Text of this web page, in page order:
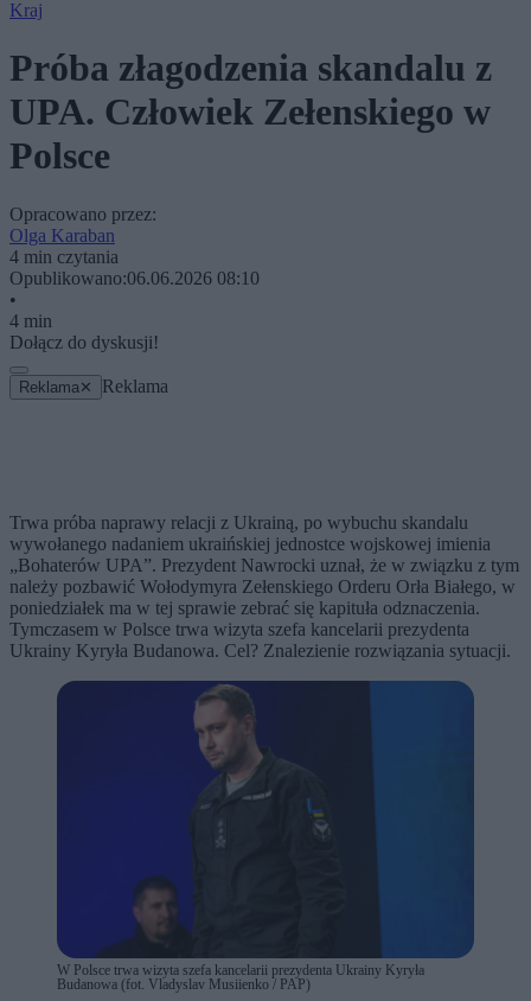
Kraj
Próba złagodzenia skandalu z
UPA. Człowiek Zełenskiego w
Polsce
Opracowano przez:
Olga Karaban
4 min czytania
Opublikowano:06.06.2026 08:10
•
4 min
Dołącz do dyskusji!
Reklama ✕ Reklama
Trwa próba naprawy relacji z Ukrainą, po wybuchu skandalu
wywołanego nadaniem ukraińskiej jednostce wojskowej imienia
„Bohaterów UPA”. Prezydent Nawrocki uznał, że w związku z tym
należy pozbawić Wołodymyra Zełenskiego Orderu Orła Białego, w
poniedziałek ma w tej sprawie zebrać się kapituła odznaczenia.
Tymczasem w Polsce trwa wizyta szefa kancelarii prezydenta
Ukrainy Kyryła Budanowa. Cel? Znalezienie rozwiązania sytuacji.
W Polsce trwa wizyta szefa kancelarii prezydenta Ukrainy Kyryła
Budanowa (fot. Vladyslav Musiienko / PAP)